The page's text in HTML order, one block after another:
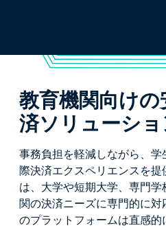
教育機関向け
済ソリューショ
事務負担を軽減しながら、
際決済エクスペリエンスを
は、大学や短期大学、専門
関の決済ニーズに専門的に
のプラットフォームは直感